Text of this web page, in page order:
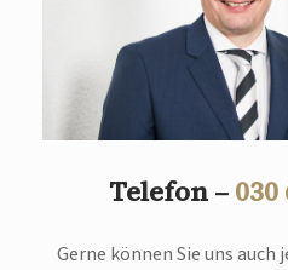
Telefon – 030
Gerne können Sie uns